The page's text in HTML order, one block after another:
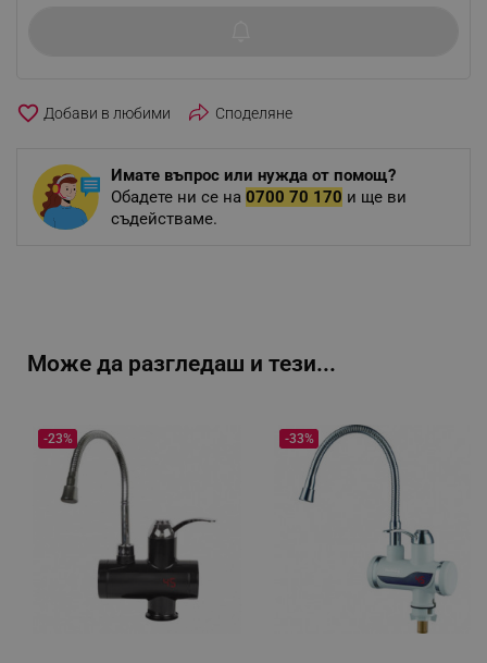
favorite_border Споделяне
Имате въпрос или нужда от помощ?
Обадете ни се на 0700 70 170 и ще ви
съдействаме.
Може да разгледаш и тези...
-23% -33%